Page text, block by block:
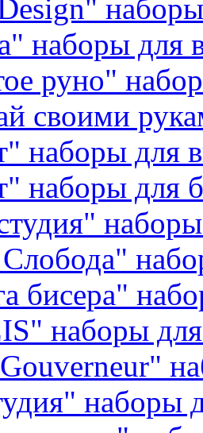
наборы для
руно"
своими
наборы для
наборы для
бисера"
наборы
наборы